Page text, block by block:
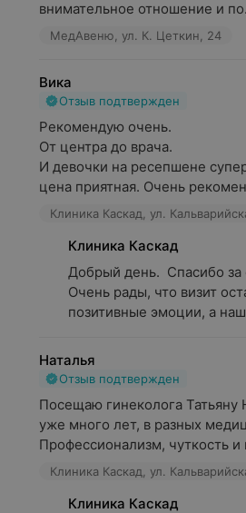
внимательное отношение и
МедАвеню, ул. К. Цеткин, 24
Вика
Отзыв подтвержден
Рекомендую очень.
От центра до врача.
И девочки на ресепшене
цена приятная. Очень
Клиника Каскад, ул.
Клиника Каскад
Добрый день.  Спасибо
Очень рады, что визит
позитивные эмоции, а
Наталья
Отзыв подтвержден
Посещаю гинеколога Татьяну
уже много лет, в разных
Профессионализм, чуткость и
Клиника Каскад, ул.
Клиника Каскад